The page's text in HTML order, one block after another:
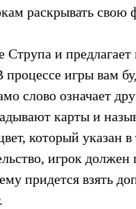
раскрывать
Струпа и
игры вам
слово означает
карты и
который указан в
игрок должен
придется взять